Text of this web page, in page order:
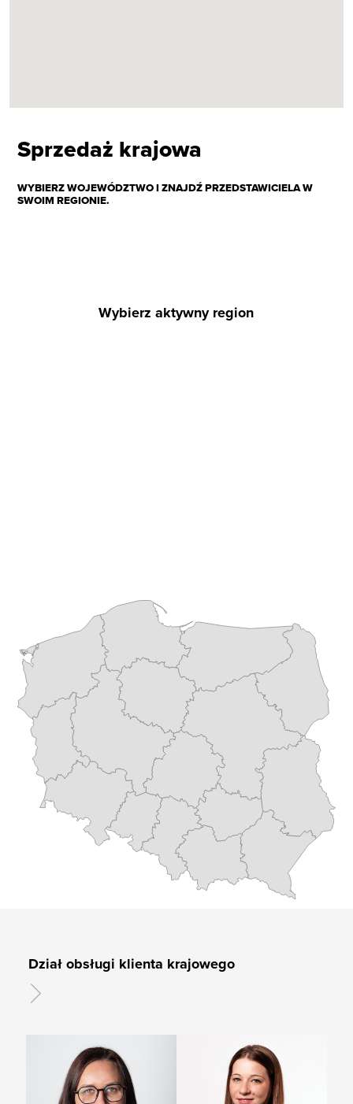
Sprzedaż krajowa
WYBIERZ WOJEWÓDZTWO I ZNAJDŹ PRZEDSTAWICIELA W
SWOIM REGIONIE.
Wybierz aktywny region
Dział obsługi klienta krajowego
Justyna Łakoma
Kierownik BOK
Dagmara Hernes
Specjalista ds. Obsługi
Klienta - Region Północ